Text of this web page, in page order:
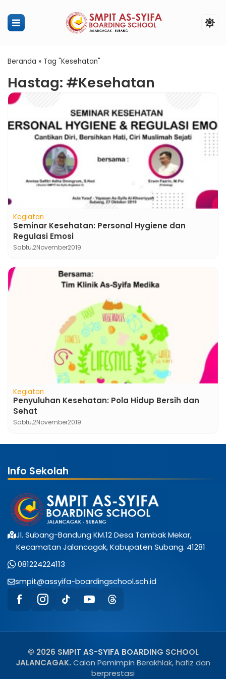
Penerimaan Murid Baru SMPIT
Beranda » Tag "Kesehatan"
Hastag: #Kesehatan
Kegiatan
Seminar Kesehatan: Personal Hygiene dan
Regulasi Emosi
Sabtu,2November2019
Kegiatan
Penyuluhan Kesehatan: Pola Hidup Bersih dan
Sehat
Sabtu,2November2019
Info Sekolah
Jl. Subang-Bandung KM.12 Desa Tambak Mekar,
Kecamatan Jalancagak, Kabupaten Subang. 41281
081224224113
smpit@assyifa-boardingschool.sch.id
© 2026 SMPIT AS-SYIFA BOARDING SCHOOL
JALANCAGAK. Calon Pemimpin Berakhlak, hafiz dan
berprestasi